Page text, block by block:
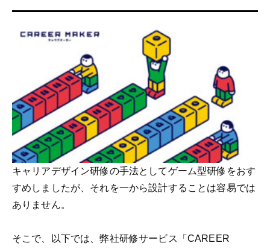
キャリアデザイン研修の手法としてゲーム型研修をおす
すめしましたが、それを一から設計することは容易では
ありません。
そこで、以下では、弊社研修サービス「CAREER